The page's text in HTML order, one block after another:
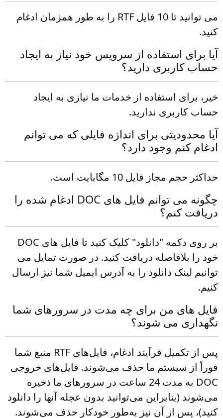
می توانید تا 10 فایل RTF را به طور همزمان ادغام
کنید.
آیا برای استفاده از سرویس خود نیاز به ایجاد
حساب کاربری دارید؟
خیر، برای استفاده از خدمات ما نیازی به ایجاد
حساب کاربری ندارید.
آیا محدودیتی برای اندازه فایلی که می توانم
ادغام کنم وجود دارد؟
حداکثر حجم مجاز فایل 10 مگابایت است.
چگونه می توانم فایل های DOC ادغام شده را
دریافت کنم؟
بر روی دکمه "دانلود" کلیک کنید تا فایل های DOC
خود را بلافاصله دریافت کنید. در صورت تمایل می
توانیم لینک دانلود را به آدرس ایمیل شما نیز ارسال
کنیم.
فایل های من برای چه مدت در سرورهای شما
نگهداری می شوند؟
پس از تکمیل فرآیند ادغام، فایل‌های RTF منبع شما
فوراً از سیستم ما حذف می‌شوند. فایل‌های خروجی
DOC به مدت 24 ساعت در سرورهای ما ذخیره
می‌شوند (بنابراین می‌توانید بدون عجله آنها را دانلود
کنید)، پس از آن نیز به‌طور خودکار حذف می‌شوند.